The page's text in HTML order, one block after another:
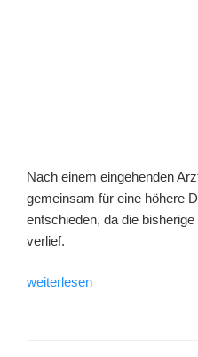
Nach einem eingehenden
gemeinsam für eine höhere
entschieden, da die
verlief.
„Nach
weiterlesen